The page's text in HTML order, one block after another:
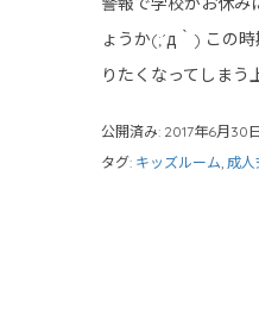
ょうか(;´д｀) この
りたくなってしまう
公開済み: 2017年6月30
タグ: キッズルーム, 成人